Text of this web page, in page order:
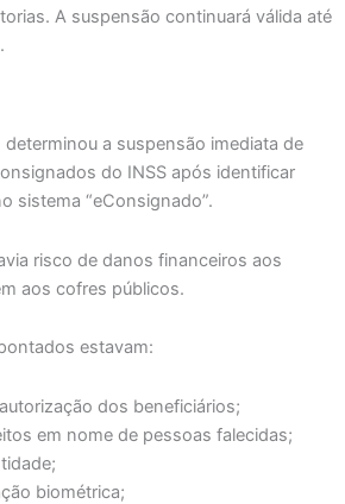
A suspensão continuará válida até
determinou a suspensão imediata de
do INSS após identificar
sistema “eConsignado”.
risco de danos financeiros aos
aos cofres públicos.
estavam:
dos beneficiários;
em nome de pessoas falecidas;
biométrica;